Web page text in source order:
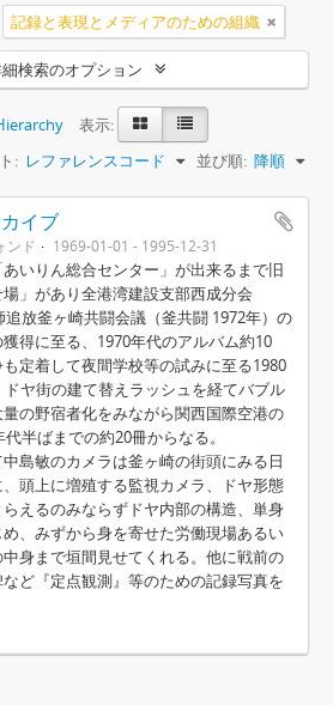
記録と表現とメディアのための組織
検索のオプション
表示:
: レファレンスコード 並び順: 降順
イブ
ンド 1969-01-01 - 1995-12-31
いりん総合センター」が出来るまで旧
」があり全港湾建設支部西成分会
追放釜ヶ崎共闘会議（釜共闘 1972年）の
得に至る、1970年代のアルバム約10
定着して夜間学校等の試みに至る1980
ヤ街の建て替えラッシュを経てバブル
の野宿者化をみながら関西国際空港の
半ばまでの約20冊からなる。
島敏のカメラは釜ヶ崎の街頭にみる日
頭上に増殖する監視カメラ、ドヤ形態
えるのみならずドヤ内部の構造、単身
、みずから身を寄せた労働現場あるい
身まで垣間見せてくれる。他に戦前の
ど『定点観測』等のための記録写真を